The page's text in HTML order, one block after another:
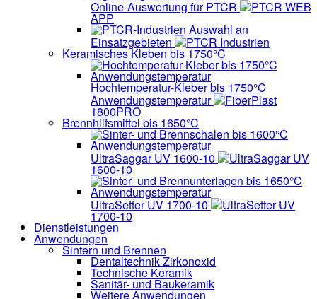
Online-Auswertung für PTCR PTCR WEB
APP
Auswahl an
Einsatzgebieten PTCR Industrien
Keramisches Kleben bis 1750°C
Hochtemperatur-Kleber bis 1750°C
Anwendungstemperatur FiberPlast
1800PRO
Brennhilfsmittel bis 1650°C
UltraSaggar UV 1600-10 UltraSaggar UV
1600-10
UltraSetter UV 1700-10 UltraSetter UV
1700-10
Dienstleistungen
Anwendungen
Sintern und Brennen
DentaltechnikZirkonoxid
Technische Keramik
Sanitär- und Baukeramik
Weitere Anwendungen